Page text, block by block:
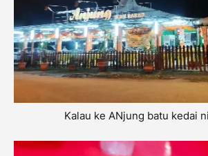
Kalau ke ANjung batu kedai